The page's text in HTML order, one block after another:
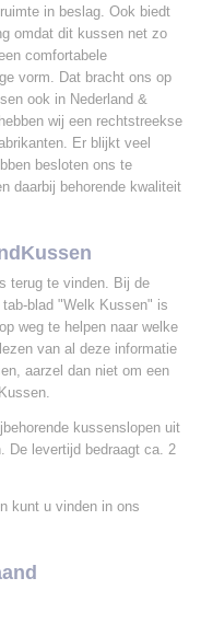
in beslag. Ook biedt
omdat dit kussen net zo
comfortabele
vorm. Dat bracht ons op
ook in Nederland &
wij een rechtstreekse
Er blijkt veel
besloten ons te
daarbij behorende kwaliteit
terug te vinden. Bij de
blad "Welk Kussen" is
weg te helpen naar welke
van al deze informatie
aarzel dan niet om een
kussenslopen uit
De levertijd bedraagt ca. 2
kunt u vinden in ons